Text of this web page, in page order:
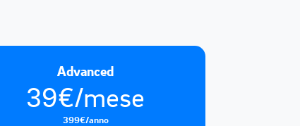
Advanced
39€/mese
399€/anno